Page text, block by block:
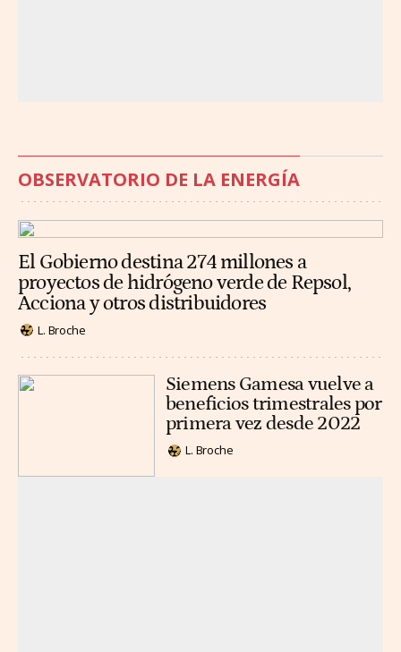
OBSERVATORIO DE LA ENERGÍA
El Gobierno destina 274 millones a
proyectos de hidrógeno verde de Repsol,
Acciona y otros distribuidores
L. Broche
Siemens Gamesa vuelve a
beneficios trimestrales por
primera vez desde 2022
L. Broche